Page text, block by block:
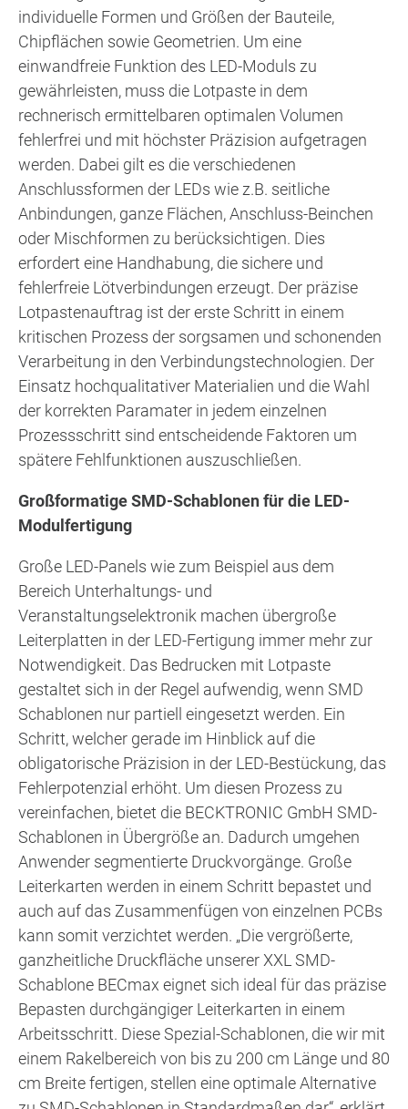
individuelle Formen und Größen der Bauteile,
Chipflächen sowie Geometrien. Um eine
einwandfreie Funktion des LED-Moduls zu
gewährleisten, muss die Lotpaste in dem
rechnerisch ermittelbaren optimalen Volumen
fehlerfrei und mit höchster Präzision aufgetragen
werden. Dabei gilt es die verschiedenen
Anschlussformen der LEDs wie z.B. seitliche
Anbindungen, ganze Flächen, Anschluss-Beinchen
oder Mischformen zu berücksichtigen. Dies
erfordert eine Handhabung, die sichere und
fehlerfreie Lötverbindungen erzeugt. Der präzise
Lotpastenauftrag ist der erste Schritt in einem
kritischen Prozess der sorgsamen und schonenden
Verarbeitung in den Verbindungstechnologien. Der
Einsatz hochqualitativer Materialien und die Wahl
der korrekten Paramater in jedem einzelnen
Prozessschritt sind entscheidende Faktoren um
spätere Fehlfunktionen auszuschließen.
Großformatige SMD-Schablonen für die LED-
Modulfertigung
Große LED-Panels wie zum Beispiel aus dem
Bereich Unterhaltungs- und
Veranstaltungselektronik machen übergroße
Leiterplatten in der LED-Fertigung immer mehr zur
Notwendigkeit. Das Bedrucken mit Lotpaste
gestaltet sich in der Regel aufwendig, wenn SMD
Schablonen nur partiell eingesetzt werden. Ein
Schritt, welcher gerade im Hinblick auf die
obligatorische Präzision in der LED-Bestückung, das
Fehlerpotenzial erhöht. Um diesen Prozess zu
vereinfachen, bietet die BECKTRONIC GmbH SMD-
Schablonen in Übergröße an. Dadurch umgehen
Anwender segmentierte Druckvorgänge. Große
Leiterkarten werden in einem Schritt bepastet und
auch auf das Zusammenfügen von einzelnen PCBs
kann somit verzichtet werden. „Die vergrößerte,
ganzheitliche Druckfläche unserer XXL SMD-
Schablone BECmax eignet sich ideal für das präzise
Bepasten durchgängiger Leiterkarten in einem
Arbeitsschritt. Diese Spezial-Schablonen, die wir mit
einem Rakelbereich von bis zu 200 cm Länge und 80
cm Breite fertigen, stellen eine optimale Alternative